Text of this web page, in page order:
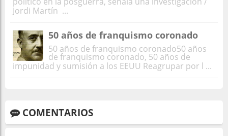
Jordi Martín ...
50 años de franquismo coronado
50 años de franquismo coronado50 años
de franquismo coronado, 50 años de
impunidad y sumisión a los EEUU Reagrupar por l ...
COMENTARIOS